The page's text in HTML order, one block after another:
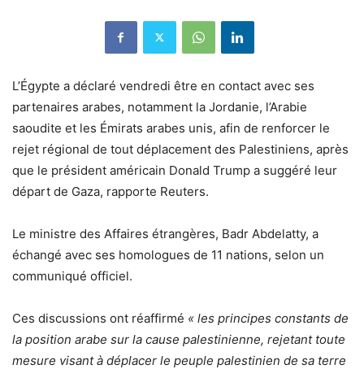
L’Égypte a déclaré vendredi être en contact avec ses
partenaires arabes, notamment la Jordanie, l’Arabie
saoudite et les Émirats arabes unis, afin de renforcer le
rejet régional de tout déplacement des Palestiniens, après
que le président américain Donald Trump a suggéré leur
départ de Gaza, rapporte Reuters.
Le ministre des Affaires étrangères, Badr Abdelatty, a
échangé avec ses homologues de 11 nations, selon un
communiqué officiel.
Ces discussions ont réaffirmé « les principes constants de
la position arabe sur la cause palestinienne, rejetant toute
mesure visant à déplacer le peuple palestinien de sa terre